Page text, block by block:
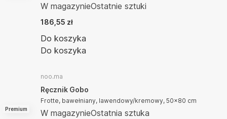
W magazynieOstatnie sztuki
186,55 zł
Do koszyka
Do koszyka
Premium
noo.ma
Ręcznik Gobo
Frotte, bawełniany, lawendowy/kremowy, 50x80 cm
W magazynieOstatnia sztuka